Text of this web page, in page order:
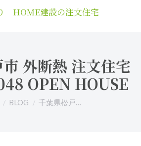
外断熱 注文住宅
OPEN HOUSE
here:
BLOG 千葉県松戸…